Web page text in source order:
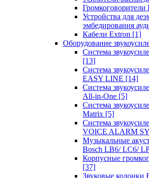
Громкоговорители
Устройства для
эмбедирования
Кабели Extron [1]
Оборудование
Система
[13]
Система
EASY LINE [14]
Система
All-in-One [5]
Система
Matrix [5]
Система
VOICE ALARM
Музыкальные
Bosch LB6/ LC6/
Корпусные
[37]
Звуковые колонки